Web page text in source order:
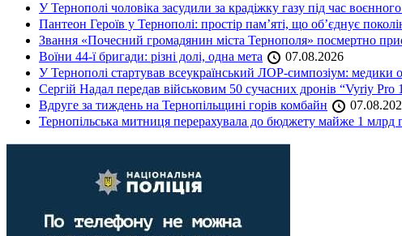
У Тернополі чоловіка засудили за крадіжку газу під час
Пантеон Героїв у Тернополі: простір пам’яті, що об’єднує
Звання «Почесний громадянин міста Тернополя» посмертно
Воїни 44-ї бригади: різні долі, одна мета
07.08.2026
У Тернополі стартував всеукраїнський ЛОР-симпозіум: медики
Сергій Надал передав військовим 50 сучасних дронів “Vyriy Pro
Вдруге за тиждень на Тернопільщині горів комбайн
Тернопільська митниця перерахувала до бюджету майже 1 млрд